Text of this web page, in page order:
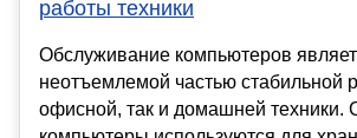
работы техники
Обслуживание компьютеров
неотъемлемой частью стабильной
офисной, так и домашней